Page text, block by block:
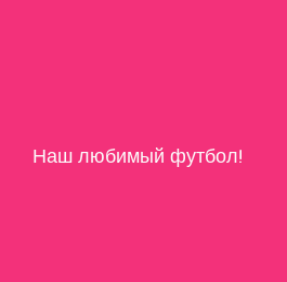
Наш любимый футбол!